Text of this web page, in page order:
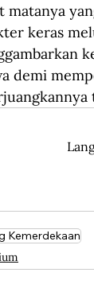
matanya
keras
demi
Kemerdekaan